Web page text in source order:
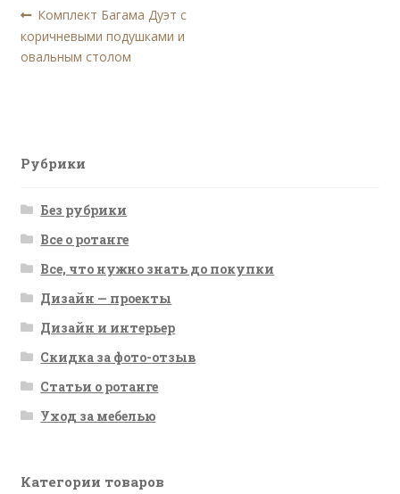
Навигация
по
Предыдущая
запись:
Комплект Багама Дуэт с
коричневыми подушками и
овальным столом
Рубрики
Без рубрики
Все о ротанге
Все, что нужно знать до покупки
Дизайн — проекты
Дизайн и интерьер
Скидка за фото-отзыв
Статьи о ротанге
Уход за мебелью
Категории товаров